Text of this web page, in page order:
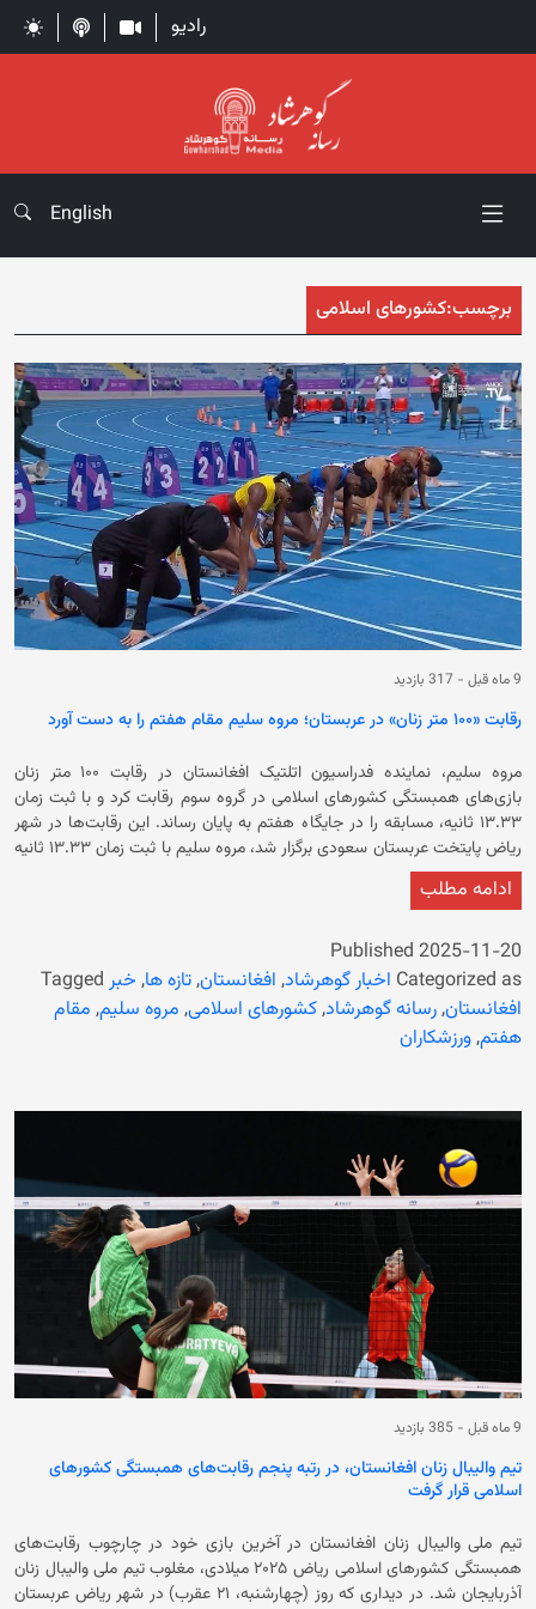
رادیو
English
برچسب:کشورهای اسلامی
9 ماه قبل - 317 بازدید
رقابت‌ «۱۰۰ متر زنان» در عربستان؛ مروه سلیم مقام هفتم را به دست آورد
مروه سلیم، نماینده فدراسیون اتلتیک افغانستان در رقابت‌ ۱۰۰ متر زنان
بازی‌های همبستگی کشورهای اسلامی در گروه سوم رقابت کرد و با ثبت زمان
۱۳.۳۳ ثانیه، مسابقه را در جایگاه هفتم به پایان رساند. این رقابت‌ها در شهر
ریاض پایتخت عربستان سعودی برگزار شد، مروه سلیم با ثبت زمان ۱۳.۳۳ ثانیه
اشتراک داشتند که نمایندگان کشورهای ترکیه، بحرین، گینه، گامبیا، افغانستان و
زنان و دختران در افغانستان ممنوع شده است. در کنار ورزش، دختران و زنان از
آموزش بالاتر از صنف ششم نیز محروم هستند.
ادامه مطلب
Published 2025-11-20
Categorized as اخبار گوهرشاد, افغانستان,تازه ها, خبر Tagged
افغانستان,رسانه گوهرشاد,کشورهای اسلامی, مروه سلیم, مقام
هفتم,ورزشکاران
9 ماه قبل - 385 بازدید
تیم والیبال زنان افغانستان، در رتبه پنجم رقابت‌های همبستگی کشورهای
اسلامی قرار گرفت
تیم ملی والیبال زنان افغانستان در آخرین بازی خود در چارچوب رقابت‌‌های
همبستگی کشورهای اسلامی ریاض ۲۰۲۵ میلادی، مغلوب تیم ملی والیبال زنان
آذربایجان شد. در دیداری که روز (چهارشنبه، ۲۱ عقرب) در شهر ریاض عربستان